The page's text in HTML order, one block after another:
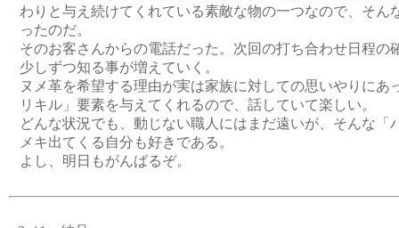
わりと与え続けてくれている素敵な物の一つなので、そん
ったのだ。
そのお客さんからの電話だった。次回の打ち合わせ日程の
少しずつ知る事が増えていく。
ヌメ革を希望する理由が実は家族に対しての思いやりにあ
リキル」要素を与えてくれるので、話していて楽しい。
どんな状況でも、動じない職人にはまだ遠いが、そんな「
メキ出てくる自分も好きである。
よし、明日もがんばるぞ。